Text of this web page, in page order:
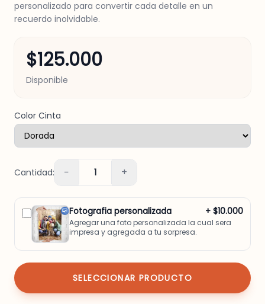
personalizado para convertir cada detalle en un
recuerdo inolvidable.
$125.000
Disponible
Color Cinta
Cantidad: − 1 +
Fotografia personalizada + $10.000
Agregar una foto personalizada la cual sera
impresa y agregada a tu sorpresa.
SELECCIONAR PRODUCTO